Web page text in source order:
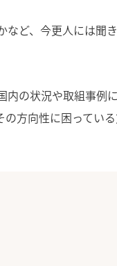
など、今更人には聞
内の状況や取組事例
方向性に困ってい